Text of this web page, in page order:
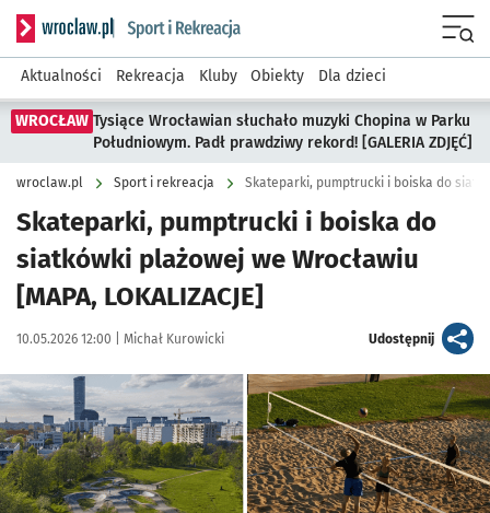
Serwis informacyjny wroclaw.pl podserwis: Sport i rekreacja
Aktualności Rekreacja Kluby Obiekty Dla dzieci
WROCŁAW Tysiące Wrocławian słuchało muzyki Chopina w Parku
Południowym. Padł prawdziwy rekord! [GALERIA ZDJĘĆ]
wroclaw.pl Sport i rekreacja Skateparki, pumptrucki i boiska do
Skateparki, pumptrucki i boiska do
siatkówki plażowej we Wrocławiu
[MAPA, LOKALIZACJE]
Data publikacji:
10.05.2026 12:00 | Autor:
Michał Kurowicki Udostępnijartykuł
Kliknij, aby zobaczyć galerię